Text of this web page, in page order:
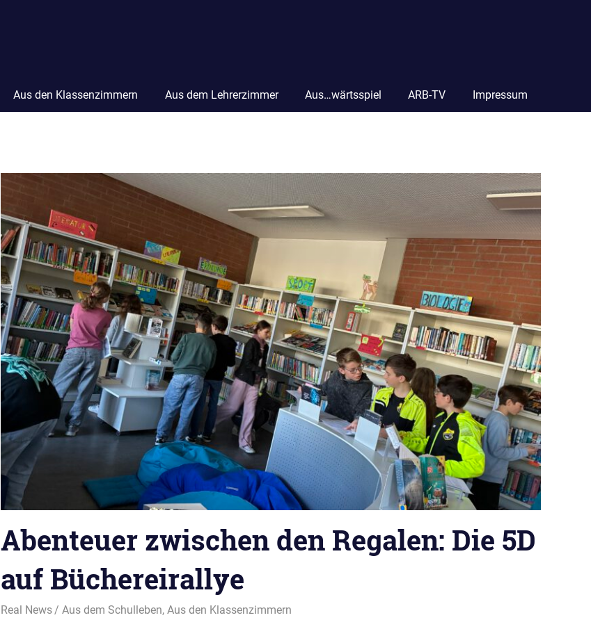
Aus den Klassenzimmern Aus dem Lehrerzimmer Aus…wärtsspiel ARB-TV Impressum
Abenteuer zwischen den Regalen: Die 5D
auf Büchereirallye
14. Mai 2026
Real News Aus dem Schulleben,Aus den Klassenzimmern